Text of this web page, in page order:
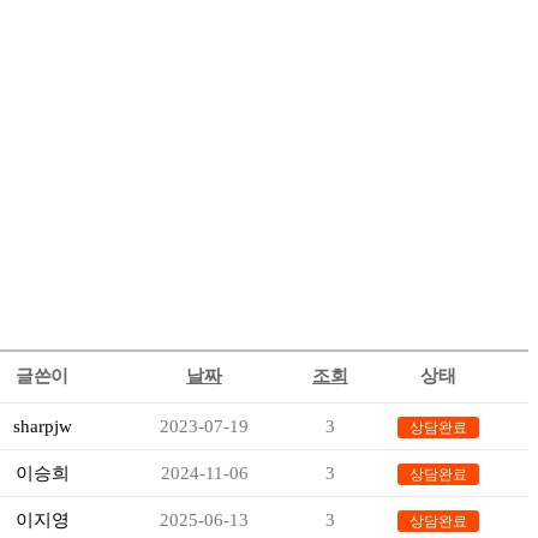
글쓴이 날짜 조회 상태
sharpjw 2023-07-19 3 상담완료
이승희 2024-11-06 3 상담완료
이지영 2025-06-13 3 상담완료